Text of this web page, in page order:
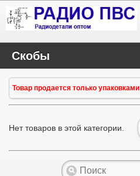
Скобы
Товар продается только упаковками
Нет товаров в этой категории.